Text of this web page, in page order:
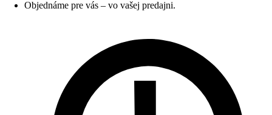
Objednáme pre vás – vo vašej predajni.